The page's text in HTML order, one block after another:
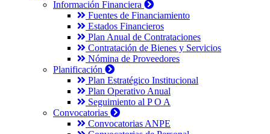
Información Financiera
Fuentes de Financiamiento
Estados Financieros
Plan Anual de Contrataciones
Contratación de Bienes y Servicios
Nómina de Proveedores
Planificación
Plan Estratégico Institucional
Plan Operativo Anual
Seguimiento al P O A
Convocatorias
Convocatorias ANPE